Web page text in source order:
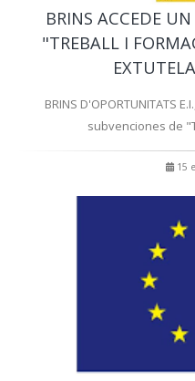
BRINS ACCEDE
"TREBALL I
BRINS D'OPORTUNITATS
subvenciones de
15